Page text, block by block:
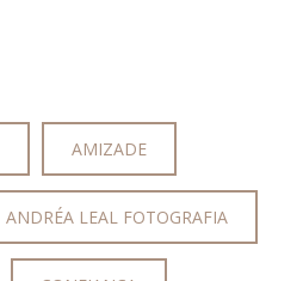
AMIZADE
ANDRÉA LEAL FOTOGRAFIA